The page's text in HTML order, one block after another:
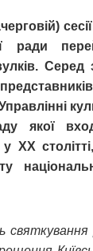
ради
Серед
якої
XX